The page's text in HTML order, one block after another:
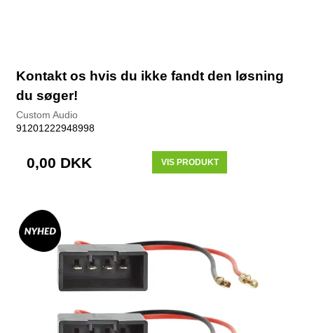
Kontakt os hvis du ikke fandt den løsning
du søger!
Custom Audio
91201222948998
0,00 DKK VIS PRODUKT